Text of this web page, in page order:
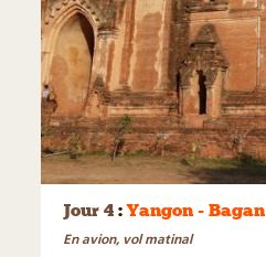
Jour 4 : Yangon - Bagan
En avion, vol matinal